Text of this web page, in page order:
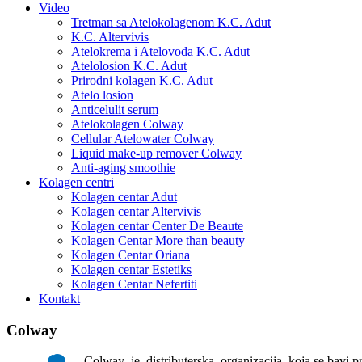
Video
Tretman sa Atelokolagenom K.C. Adut
K.C. Altervivis
Atelokrema i Atelovoda K.C. Adut
Atelolosion K.C. Adut
Prirodni kolagen K.C. Adut
Atelo losion
Anticelulit serum
Atelokolagen Colway
Cellular Atelowater Colway
Liquid make-up remover Colway
Anti-aging smoothie
Kolagen centri
Kolagen centar Adut
Kolagen centar Altervivis
Kolagen centar Center De Beaute
Kolagen Centar More than beauty
Kolagen Centar Oriana
Kolagen centar Estetiks
Kolagen Centar Nefertiti
Kontakt
Colway